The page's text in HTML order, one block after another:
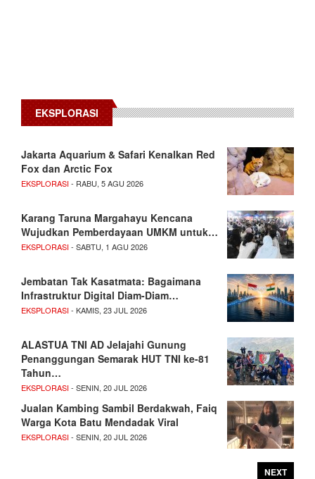
EKSPLORASI
Jakarta Aquarium & Safari Kenalkan Red
Fox dan Arctic Fox
EKSPLORASI- RABU, 5 AGU 2026
Karang Taruna Margahayu Kencana
Wujudkan Pemberdayaan UMKM untuk…
EKSPLORASI- SABTU, 1 AGU 2026
Jembatan Tak Kasatmata: Bagaimana
Infrastruktur Digital Diam-Diam…
EKSPLORASI- KAMIS, 23 JUL 2026
ALASTUA TNI AD Jelajahi Gunung
Penanggungan Semarak HUT TNI ke-81
Tahun…
EKSPLORASI- SENIN, 20 JUL 2026
Jualan Kambing Sambil Berdakwah, Faiq
Warga Kota Batu Mendadak Viral
EKSPLORASI- SENIN, 20 JUL 2026
NEXT